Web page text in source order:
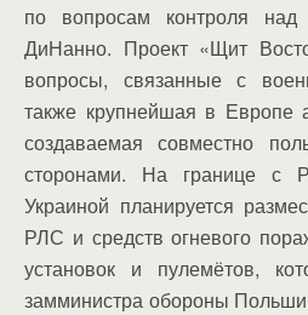
по вопросам контроля
ДиНанно. Проект «Щит
вопросы, связанные с
также крупнейшая в Европе
создаваемая совместно
сторонами. На границе с
Украиной планируется
РЛС и средств огневого
установок и пулемётов,
замминистра обороны